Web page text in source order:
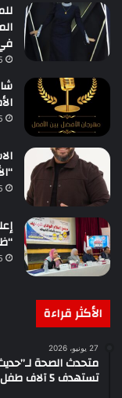
5
5
5
5
الأكثر قراءة
27 يونيو، 2026
متحدث الصحة
تستهدف 5 آلاف طفل في مرحلتها الأولى